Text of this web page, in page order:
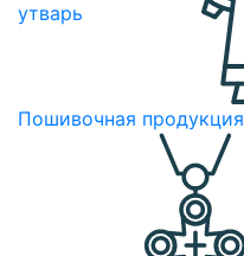
утварь
Пошивочная продукция